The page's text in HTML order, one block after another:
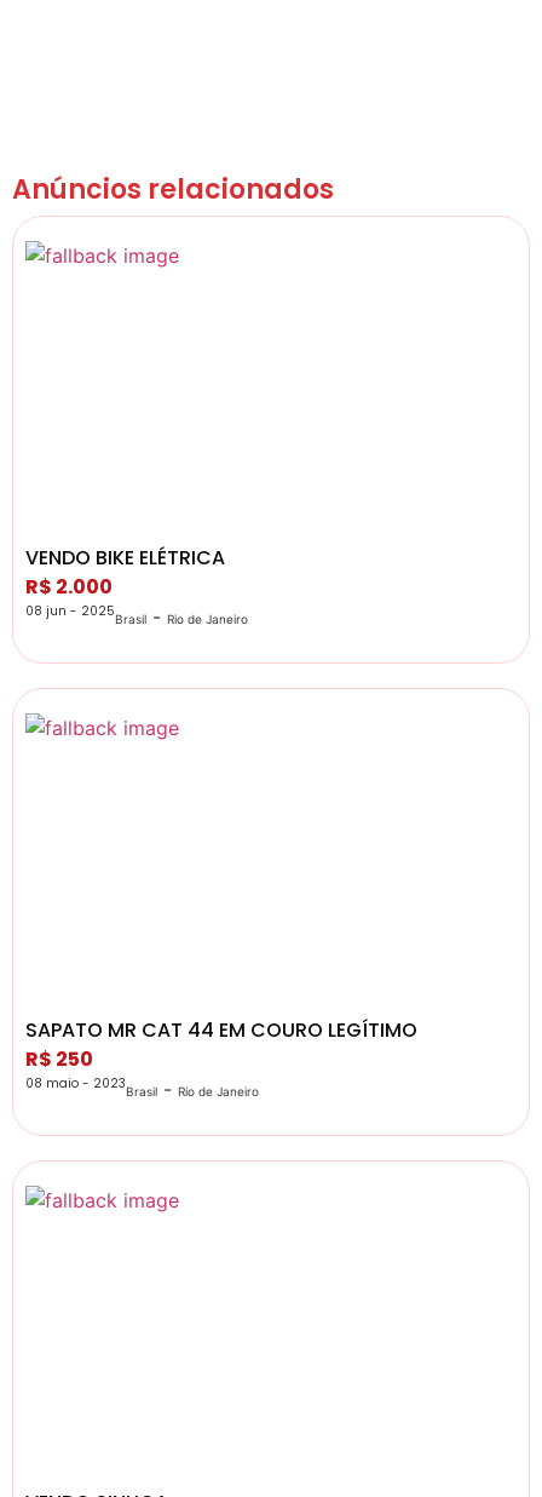
Anúncios relacionados
VENDO BIKE ELÉTRICA
R$ 2.000
08 jun - 2025Brasil - Rio de Janeiro
SAPATO MR CAT 44 EM COURO LEGÍTIMO
R$ 250
08 maio - 2023Brasil - Rio de Janeiro